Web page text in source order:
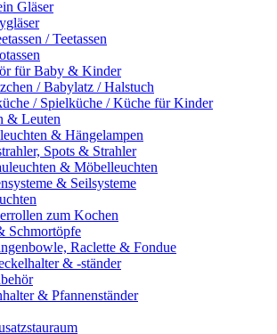
Gläser
/ Teetassen
für Baby & Kinder
/ Babylatz / Halstuch
/ Spielküche / Küche für Kinder
& Leuten
& Hängelampen
Spots & Strahler
& Möbelleuchten
& Seilsysteme
zum Kochen
Schmortöpfe
Raclette & Fondue
& -ständer
& Pfannenständer